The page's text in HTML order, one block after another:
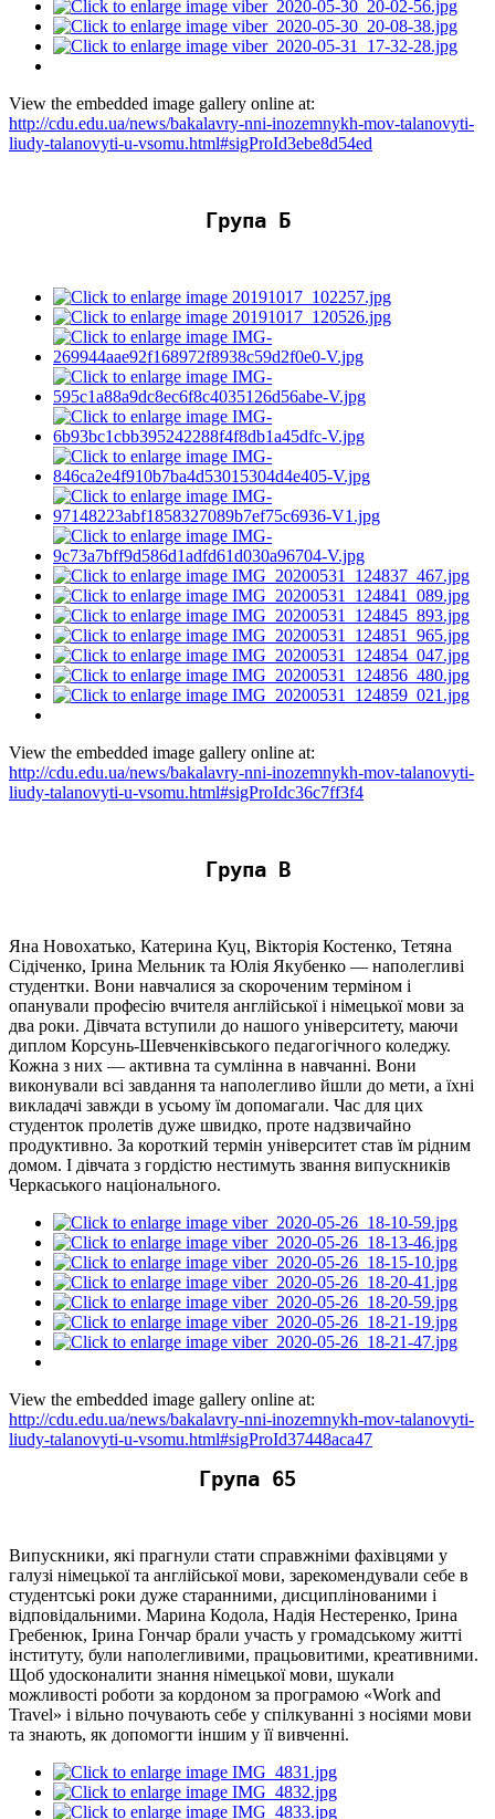
View the embedded image gallery online at:
http://cdu.edu.ua/news/bakalavry-nni-inozemnykh-mov-talanovyti-
liudy-talanovyti-u-vsomu.html#sigProId3ebe8d54ed
Група Б
View the embedded image gallery online at:
http://cdu.edu.ua/news/bakalavry-nni-inozemnykh-mov-talanovyti-
liudy-talanovyti-u-vsomu.html#sigProIdc36c7ff3f4
Група В
Яна Новохатько, Катерина Куц, Вікторія Костенко, Тетяна
Сідіченко, Ірина Мельник та Юлія Якубенко — наполегливі
студентки. Вони навчалися за скороченим терміном і
опанували професію вчителя англійської і німецької мови за
два роки. Дівчата вступили до нашого університету, маючи
диплом Корсунь-Шевченківського педагогічного коледжу.
Кожна з них — активна та сумлінна в навчанні. Вони
виконували всі завдання та наполегливо йшли до мети, а їхні
викладачі завжди в усьому їм допомагали. Час для цих
студенток пролетів дуже швидко, проте надзвичайно
продуктивно. За короткий термін університет став їм рідним
домом. І дівчата з гордістю нестимуть звання випускників
Черкаського національного.
View the embedded image gallery online at:
http://cdu.edu.ua/news/bakalavry-nni-inozemnykh-mov-talanovyti-
liudy-talanovyti-u-vsomu.html#sigProId37448aca47
Група 65
Випускники, які прагнули стати справжніми фахівцями у
галузі німецької та англійської мови, зарекомендували себе в
студентські роки дуже старанними, дисциплінованими і
відповідальними. Марина Кодола, Надія Нестеренко, Ірина
Гребенюк, Ірина Гончар брали участь у громадському житті
інституту, були наполегливими, працьовитими, креативними.
Щоб удосконалити знання німецької мови, шукали
можливості роботи за кордоном за програмою «Work and
Travel» i вільно почувають себе у спілкуванні з носіями мови
та знають, як допомогти іншим у її вивченні.